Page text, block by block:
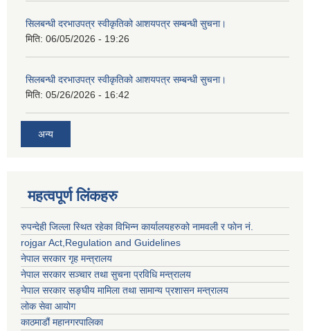
सिलबन्धी दरभाउपत्र स्वीकृतिको आशयपत्र सम्बन्धी सुचना।
मिति: 06/05/2026 - 19:26
सिलबन्धी दरभाउपत्र स्वीकृतिको आशयपत्र सम्बन्धी सुचना।
मिति: 05/26/2026 - 16:42
अन्य
महत्वपूर्ण लिंकहरु
रुपन्देही जिल्ला स्थित रहेका विभिन्न कार्यालयहरुको नामवली र फाेन न‌ं.
rojgar Act,Regulation and Guidelines
नेपाल सरकार गृह मन्त्रालय
नेपाल सरकार सञ्चार तथा सुचना प्रविधि मन्त्रालय
नेपाल सरकार सङ्घीय मामिला तथा सामान्य प्रशासन मन्त्रालय
लोक सेवा आयोग
काठमाडौं महानगरपालिका